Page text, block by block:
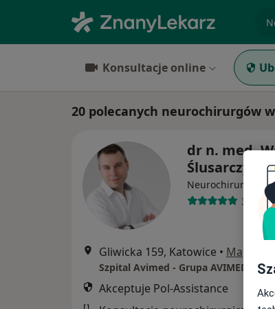
Konsultacje online
20 polecanych neurochirurgów
dr n. med.
Ślusarczyk
Neurochirurg
31
Gliwicka 159, Katowice • Mapa
Szpital Avimed - Grupa AVIMED
Akceptuje Pol-Assistance